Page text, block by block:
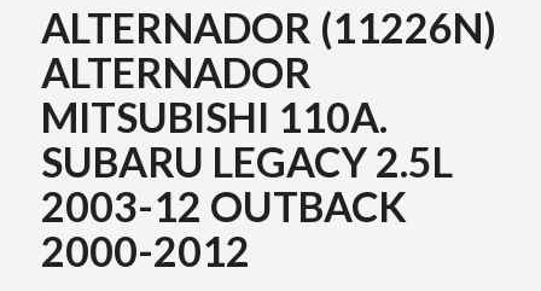
ALTERNADOR (11226N)
ALTERNADOR
MITSUBISHI 110A.
SUBARU LEGACY 2.5L
2003-12 OUTBACK
2000-2012